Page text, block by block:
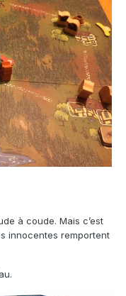
à coude. Mais c’est
innocentes remportent